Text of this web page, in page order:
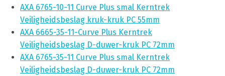
AXA 6765-10-11 Curve Plus smal Kerntrek
Veiligheidsbeslag kruk-kruk PC 55mm
AXA 6665-35-11-Curve Plus Kerntrek
Veiligheidsbeslag D-duwer-kruk PC 72mm
AXA 6765-35-11 Curve Plus smal Kerntrek
Veiligheidsbeslag D-duwer-kruk PC 72mm